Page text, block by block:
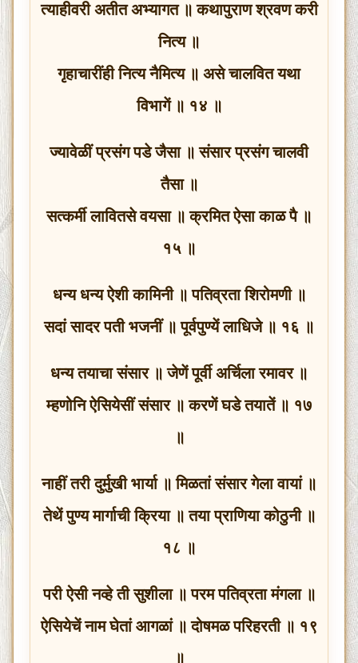
त्याहीवरी अतीत अभ्यागत ॥ कथापुराण श्रवण करी
नित्य ॥
गृहाचारींही नित्य नैमित्य ॥ असे चालवित यथा
विभागें ॥ १४ ॥
ज्यावेळीं प्रसंग पडे जैसा ॥ संसार प्रसंग चालवी
तैसा ॥
सत्कर्मी लावितसे वयसा ॥ क्रमित ऐसा काळ पै ॥
१५ ॥
धन्य धन्य ऐशी कामिनी ॥ पतिव्रता शिरोमणी ॥
सदां सादर पती भजनीं ॥ पूर्वपुण्यें लाधिजे ॥ १६ ॥
धन्य तयाचा संसार ॥ जेणें पूर्वी अर्चिला रमावर ॥
म्हणोनि ऐसियेसीं संसार ॥ करणें घडे तयातें ॥ १७
॥
नाहीं तरी दुर्मुखी भार्या ॥ मिळतां संसार गेला वायां ॥
तेथें पुण्य मार्गाची क्रिया ॥ तया प्राणिया कोठुनी ॥
१८ ॥
परी ऐसी नव्हे ती सुशीला ॥ परम पतिव्रता मंगला ॥
ऐसियेचें नाम घेतां आगळां ॥ दोषमळ परिहरती ॥ १९
॥